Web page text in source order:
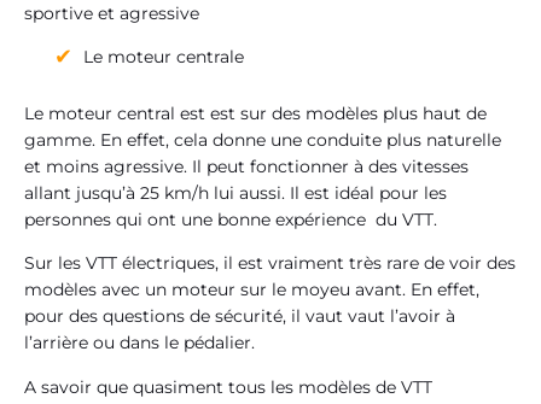
sportive et agressive
Le moteur centrale
Le moteur central est est sur des modèles plus haut de
gamme. En effet, cela donne une conduite plus naturelle
et moins agressive. Il peut fonctionner à des vitesses
allant jusqu’à 25 km/h lui aussi. Il est idéal pour les
personnes qui ont une bonne expérience du VTT.
Sur les VTT électriques, il est vraiment très rare de voir des
modèles avec un moteur sur le moyeu avant. En effet,
pour des questions de sécurité, il vaut vaut l’avoir à
l’arrière ou dans le pédalier.
A savoir que quasiment tous les modèles de VTT